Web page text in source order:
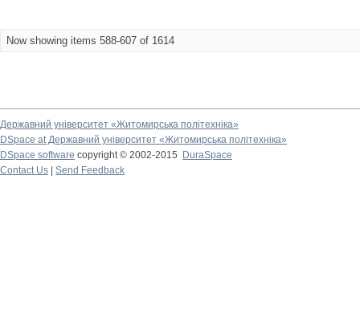
Now showing items 588-607 of 1614
Державний університет «Житомирська політехніка»
DSpace at Державний університет «Житомирська політехніка»
DSpace software copyright © 2002-2015
DuraSpace
Contact Us
Send Feedback